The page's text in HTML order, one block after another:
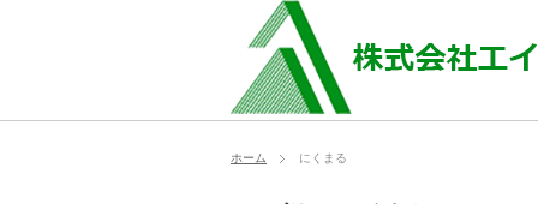
ホーム にくまる